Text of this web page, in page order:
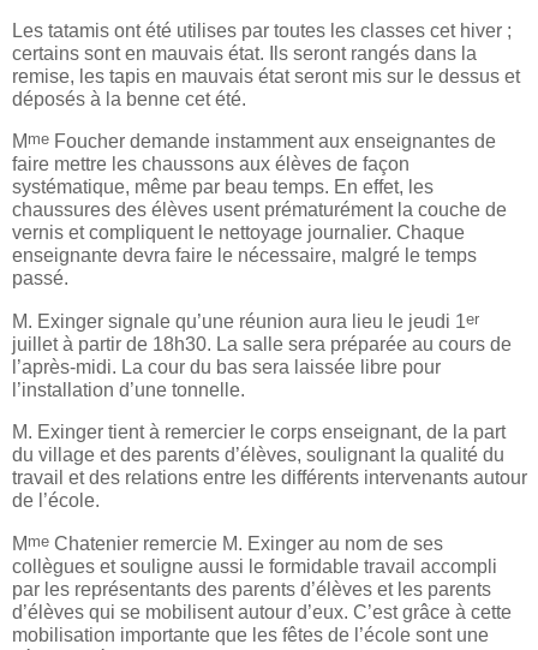
Les tatamis ont été utilises par toutes les classes cet hiver ;
certains sont en mauvais état. Ils seront rangés dans la
remise, les tapis en mauvais état seront mis sur le dessus et
déposés à la benne cet été.
M me Foucher demande instamment aux enseignantes de
faire mettre les chaussons aux élèves de façon
systématique, même par beau temps. En effet, les
chaussures des élèves usent prématurément la couche de
vernis et compliquent le nettoyage journalier. Chaque
enseignante devra faire le nécessaire, malgré le temps
passé.
M. Exinger signale qu’une réunion aura lieu le jeudi 1er
juillet à partir de 18h30. La salle sera préparée au cours de
l’après-midi. La cour du bas sera laissée libre pour
l’installation d’une tonnelle.
M. Exinger tient à remercier le corps enseignant, de la part
du village et des parents d’élèves, soulignant la qualité du
travail et des relations entre les différents intervenants autour
de l’école.
Mme Chatenier remercie M. Exinger au nom de ses
collègues et souligne aussi le formidable travail accompli
par les représentants des parents d’élèves et les parents
d’élèves qui se mobilisent autour d’eux. C’est grâce à cette
mobilisation importante que les fêtes de l’école sont une